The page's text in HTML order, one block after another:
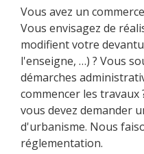
Vous avez un
Vous envisagez de
modifient votre
l'enseigne, …) ? Vous
démarches
commencer les travaux
vous devez demander
d'urbanisme. Nous
réglementation.